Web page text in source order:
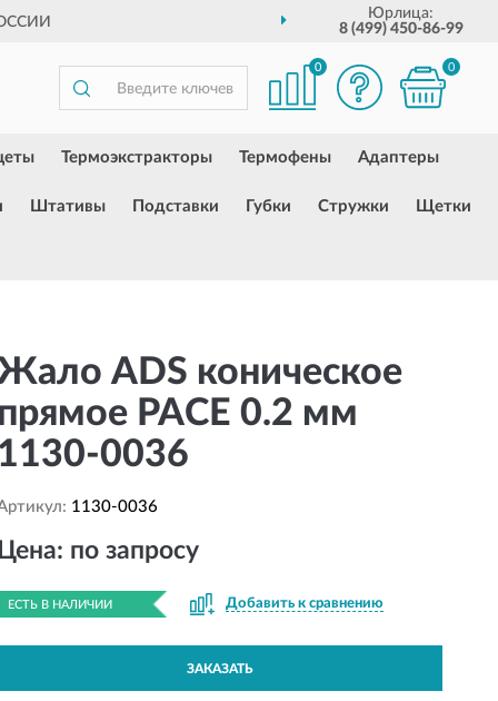
Юрлица:
8 (499) 450-86-99
0 0
Термоэкстракторы Термофены Адаптеры
Штативы Подставки Губки Стружки Щетки
ADS коническое
прямое PACE 0.2 мм
1130-0036
1130-0036
Цена: по запросу
ЕСТЬ В НАЛИЧИИ Добавить к сравнению
ЗАКАЗАТЬ